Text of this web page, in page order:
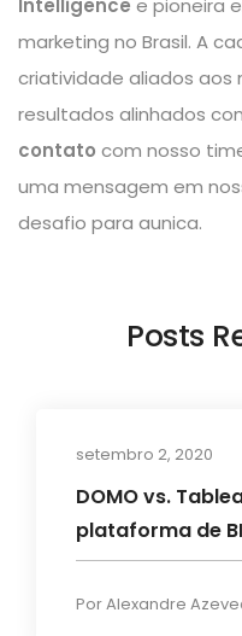
Intelligence e pioneira
marketing no Brasil. A
criatividade aliados aos
resultados alinhados
contato com nosso
uma mensagem em
desafio para aunica.
Posts
setembro 2, 2020
DOMO vs.
plataforma de
PorAlexandre